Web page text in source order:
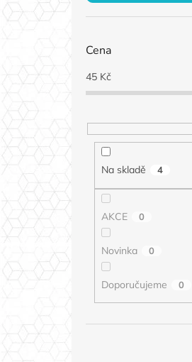
Cena
45Kč
Na skladě 4
AKCE 0
Novinka 0
Doporučujeme 0